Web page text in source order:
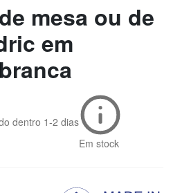
mesa ou de
em
dentro 1-2 dias
Em stock